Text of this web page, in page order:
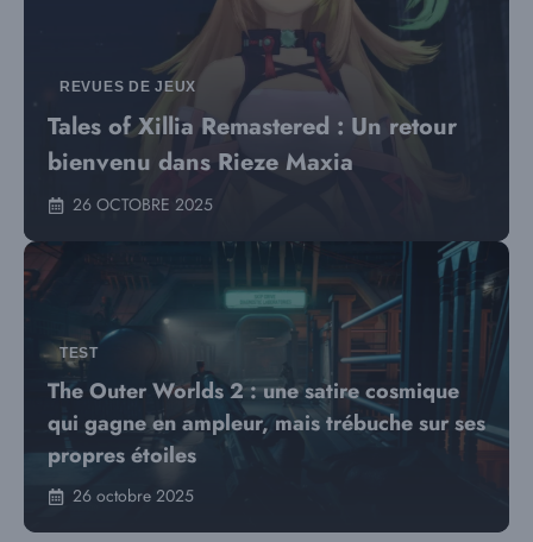
REVUES DE JEUX
Tales of Xillia Remastered : Un retour
bienvenu dans Rieze Maxia
26 OCTOBRE 2025
TEST
The Outer Worlds 2 : une satire cosmique
qui gagne en ampleur, mais trébuche sur ses
propres étoiles
26 octobre 2025